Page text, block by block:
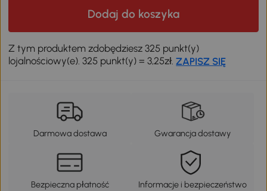
Dodaj do koszyka
Z tym produktem zdobędziesz 325 punkt(y)
lojalnościowy(e). 325 punkt(y) = 3,25zł.ZAPISZ SIĘ
Darmowa dostawa Gwarancja dostawy
Bezpieczna płatność Informacje i bezpieczeństwo